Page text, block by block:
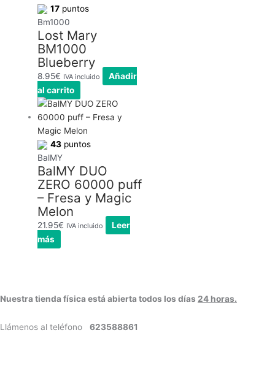
17 puntos
Bm1000
Lost Mary
BM1000
Blueberry
8.95€ IVA incluido
Añadir
al carrito
43 puntos
BalMY
BalMY DUO
ZERO 60000 puff
– Fresa y Magic
Melon
21.95€ IVA incluido
Leer
más
Nuestra tienda física está abierta todos los días 24 horas.
Llámenos al teléfono 623588861